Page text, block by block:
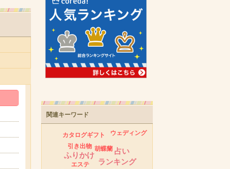
関連キーワード
ランキング
ふりかけ 占い
胡蝶蘭
エステ
引き出物
ウェディング
カタログギフト